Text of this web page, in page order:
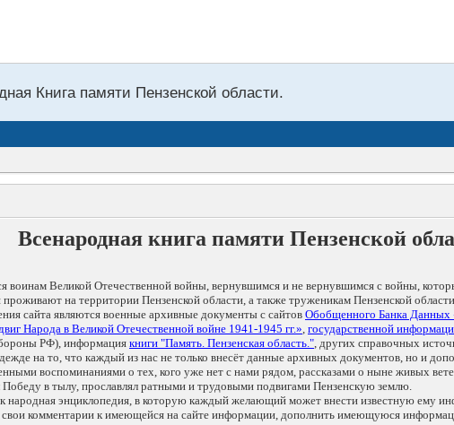
Книга памяти Пензенской области.
Всенародная книга памяти Пензенской
воинам Великой Отечественной войны, вернувшимся и не вернувшимся с войны,
проживают на территории Пензенской области, а также труженикам Пензенской
сайта являются военные архивные документы с сайтов Обобщенного Банка
Народа в Великой Отечественной войне 1941-1945 гг.», государственной
РФ), информация книги "Память. Пензенская область.", других справочных
на то, что каждый из нас не только внесёт данные архивных документов, но и
воспоминаниями о тех, кого уже нет с нами рядом, рассказами о ныне живых
Победу в тылу, прославлял ратными и трудовыми подвигами Пензенскую землю.
народная энциклопедия, в которую каждый желающий может внести известную ему
комментарии к имеющейся на сайте информации, дополнить имеющуюся